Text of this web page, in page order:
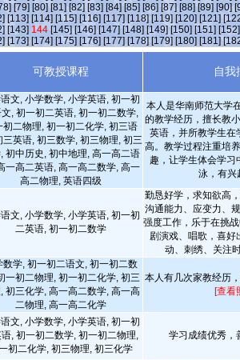
[79] [80] [81] [82] [83] [84] [85] [86] [87] [88] [89] [90]
[113] [114] [115] [116] [117] [118] [119] [120] [121]
[143] 144 [145] [146] [147] [148] [149] [150] [151] [152]
[173] [174] [175] [176] [177] [178] [179] [180] [181]
可教授课程 自我
文, 小学数学, 小学英语, 初一初
, 初一初二英语, 初一初二数学,
初二物理, 初一初二化学, 初三语
三英语, 初三数学, 初三物理, 初三
初中历史, 初中地理, 高一高二语
一高二英语, 高一高二数学, 高一
高二物理, 英语四级
本人是华南师范大学
的教学经历，擅长教
英语，并所教学生在
高。教学过程注重培
趣，让学生体会学习
泳，有兴
文, 小学数学, 小学英语, 初一初
二英语, 初一初二数学
勤恳好学，求知欲高
沟通能力、应变力、
强度工作，乐于在挑
剧演戏、唱歌，喜好
动、刺绣、关注
数学, 初一初二语文, 初一初二数
一初二物理, 初一初二化学, 初三
初三化学, 高一高二数学, 高一高
二物理, 高一高二化学
本人有几次家教经历
[查看
文, 小学数学, 小学英语, 初一初
, 初一初二数学, 初一初二物理,
初二化学, 初三物理, 初三化学
学习成绩优秀，